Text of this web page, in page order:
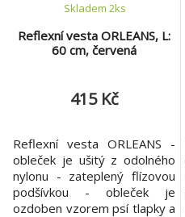
Reflexní vesta ORLEANS, L:
60 cm, červená
Skladem 2ks
415 Kč
Reflexní vesta ORLEANS -
obleček je ušitý z odolného
nylonu - zateplený flízovou
podšívkou - obleček je
ozdoben vzorem psí tlapky a